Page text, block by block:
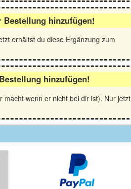
hinzufügen!
erhältst du diese Ergänzung zum
hinzufügen!
macht wenn er nicht bei dir ist). Nur jetzt